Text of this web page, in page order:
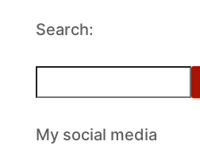
Search:
h
eMy social media